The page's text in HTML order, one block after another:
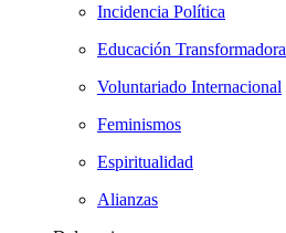
Incidencia Política
Educación Transformadora
Voluntariado Internacional
Feminismos
Espiritualidad
Alianzas